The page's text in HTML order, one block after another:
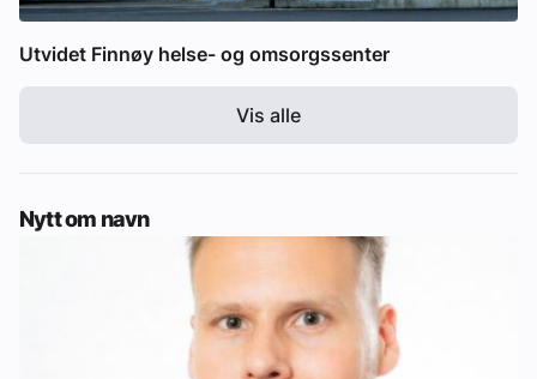
Utvidet Finnøy helse- og omsorgssenter
Vis alle
Nytt om navn